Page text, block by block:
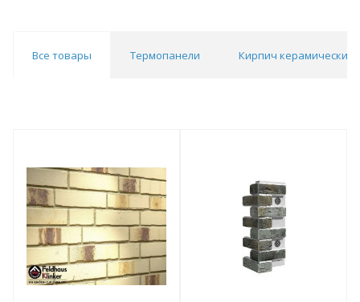
Все товары Термопанели Кирпич керамический